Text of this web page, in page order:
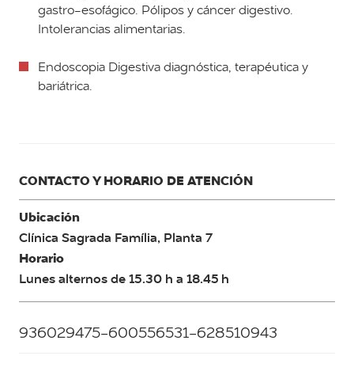
gastro-esofágico. Pólipos y cáncer digestivo.
Intolerancias alimentarias.
Endoscopia Digestiva diagnóstica, terapéutica y
bariátrica.
CONTACTO Y HORARIO DE ATENCIÓN
Ubicación
Clínica Sagrada Família, Planta 7
Horario
Lunes alternos de 15.30 h a 18.45 h
936029475-600556531-628510943